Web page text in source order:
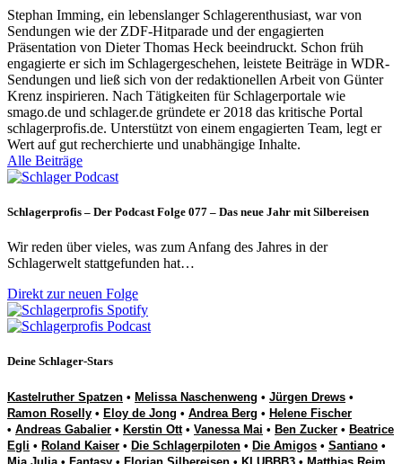
Stephan Imming, ein lebenslanger Schlagerenthusiast, war von
Sendungen wie der ZDF-Hitparade und der engagierten
Präsentation von Dieter Thomas Heck beeindruckt. Schon früh
engagierte er sich im Schlagergeschehen, leistete Beiträge in WDR-
Sendungen und ließ sich von der redaktionellen Arbeit von Günter
Krenz inspirieren. Nach Tätigkeiten für Schlagerportale wie
smago.de und schlager.de gründete er 2018 das kritische Portal
schlagerprofis.de. Unterstützt von einem engagierten Team, legt er
Wert auf gut recherchierte und unabhängige Inhalte.
Alle Beiträge
Schlagerprofis – Der Podcast Folge 077 – Das neue Jahr mit Silbereisen
Wir reden über vieles, was zum Anfang des Jahres in der
Schlagerwelt stattgefunden hat…
Direkt zur neuen Folge
Deine Schlager-Stars
Kastelruther Spatzen • Melissa Naschenweng • Jürgen Drews •
Ramon Roselly • Eloy de Jong • Andrea Berg • Helene Fischer
• Andreas Gabalier • Kerstin Ott• Vanessa Mai • Ben Zucker • Beatrice
Egli • Roland Kaiser • Die Schlagerpiloten • Die Amigos • Santiano •